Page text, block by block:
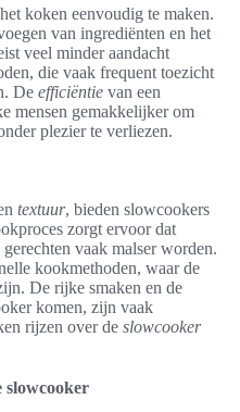
koken eenvoudig te maken.
van ingrediënten en het
veel minder aandacht
die vaak frequent toezicht
De efficiëntie van een
mensen gemakkelijker om
plezier te verliezen.
textuur, bieden slowcookers
zorgt ervoor dat
vaak malser worden.
kookmethoden, waar de
De rijke smaken en de
komen, zijn vaak
rijzen over de slowcooker
slowcooker